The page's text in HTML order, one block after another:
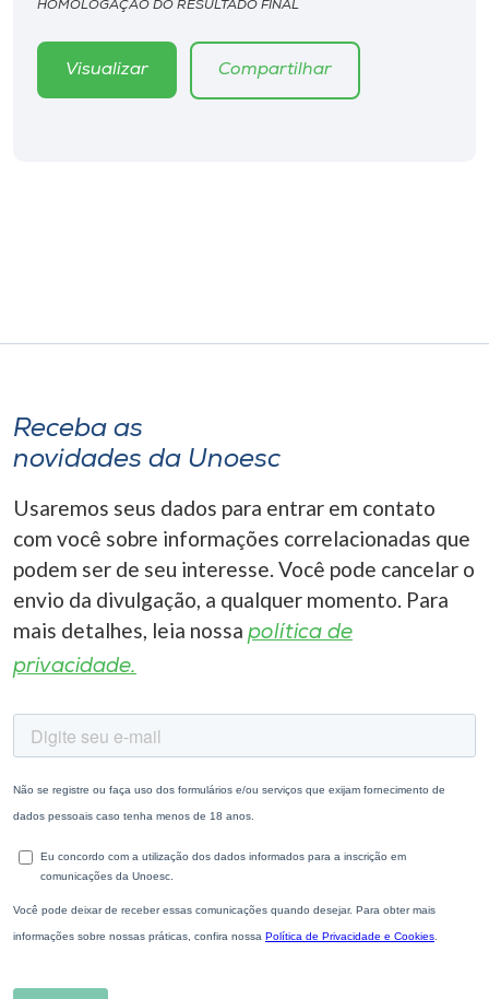
HOMOLOGAÇÃO DO RESULTADO FINAL
Visualizar Compartilhar
Receba as
novidades da Unoesc
Usaremos seus dados para entrar em contato
com você sobre informações correlacionadas que
podem ser de seu interesse. Você pode cancelar o
envio da divulgação, a qualquer momento. Para
mais detalhes, leia nossa política de
privacidade.